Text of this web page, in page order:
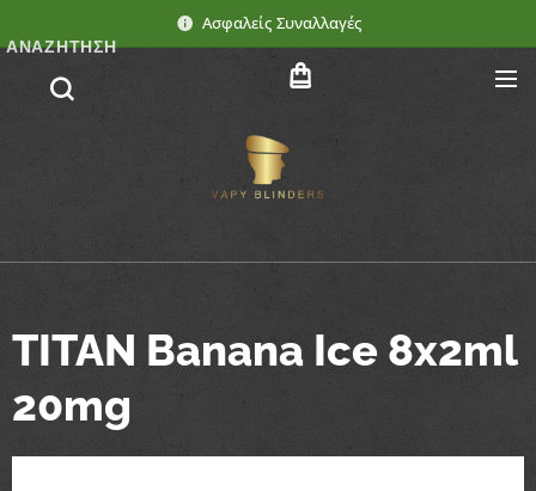
Ασφαλείς Συναλλαγές
ΑΝΑΖΉΤΗΣΗ
TITAN Banana Ice 8x2ml
20mg